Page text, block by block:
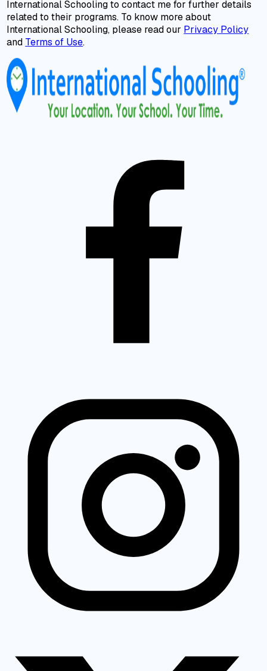
International Schooling to contact me for further details
related to their programs. To know more about
International Schooling, please read our Privacy Policy
and Terms of Use.